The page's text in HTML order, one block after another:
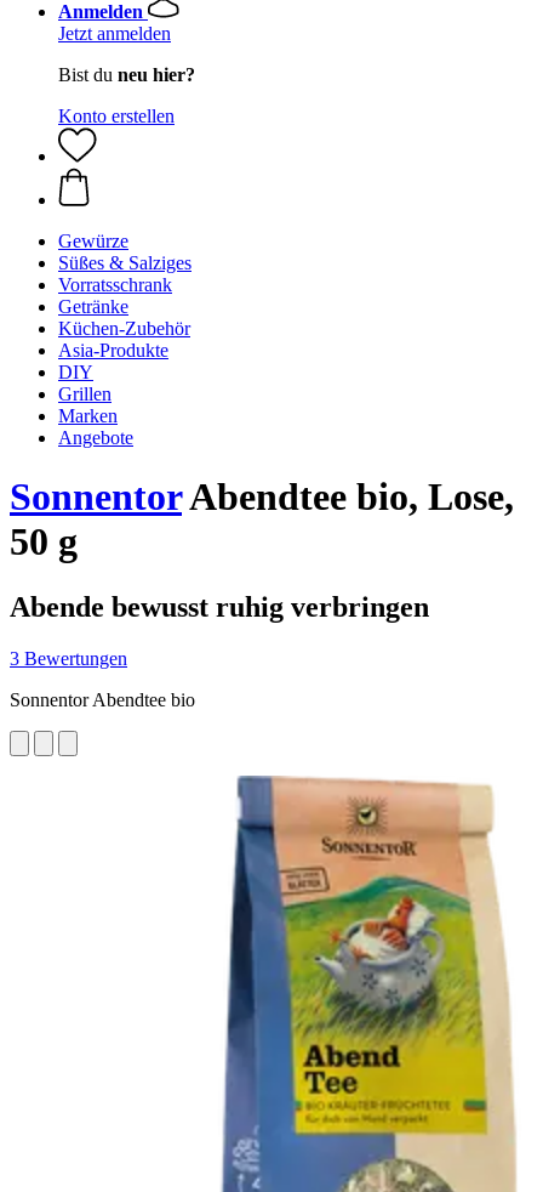
Anmelden
Jetzt anmelden
Bist du neu hier?
Konto erstellen
Gewürze
Süßes & Salziges
Vorratsschrank
Getränke
Küchen-Zubehör
Asia-Produkte
DIY
Grillen
Marken
Angebote
SonnentorAbendtee bio, Lose,
50 g
Abende bewusst ruhig verbringen
3 Bewertungen
Sonnentor Abendtee bio